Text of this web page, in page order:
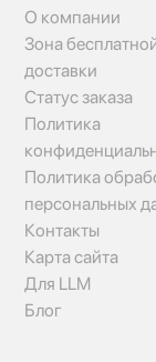
О компании
Зона
доставки
Статус заказа
Политика
Политика
персональных
Контакты
Карта сайта
Для LLM
Блог